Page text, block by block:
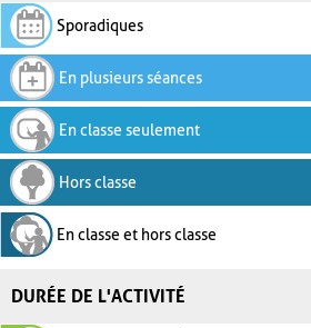
Sporadiques
En plusieurs séances
En classe seulement
Hors classe
En classe et hors classe
DURÉE DE L'ACTIVITÉ